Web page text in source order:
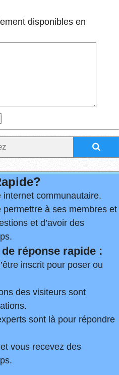
disponibles en
communautaire.
à ses membres et
et d’avoir des
réponse rapide :
inscrit pour poser ou
des visiteurs sont
sont là pour répondre
vous recevez des